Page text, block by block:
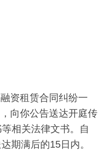
资租赁合同纠纷一
向你公告送达开庭传
相关法律文书。自
期满后的15日内。